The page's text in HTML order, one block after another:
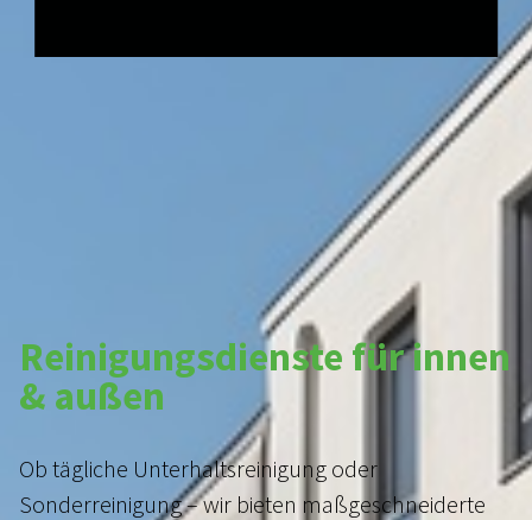
Reinigungsdienste für innen
& außen
Ob tägliche Unterhaltsreinigung oder
Sonderreinigung – wir bieten maßgeschneiderte